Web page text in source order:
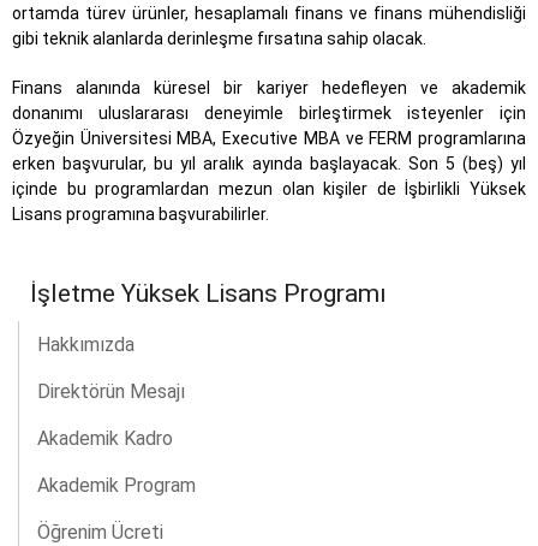
ortamda türev ürünler, hesaplamalı finans ve finans mühendisliği
gibi teknik alanlarda derinleşme fırsatına sahip olacak.
Finans alanında küresel bir kariyer hedefleyen ve akademik
donanımı uluslararası deneyimle birleştirmek isteyenler için
Özyeğin Üniversitesi MBA, Executive MBA ve FERM programlarına
erken başvurular, bu yıl aralık ayında başlayacak. Son 5 (beş) yıl
içinde bu programlardan mezun olan kişiler de İşbirlikli Yüksek
Lisans programına başvurabilirler.
İşletme Yüksek Lisans Programı
Hakkımızda
Direktörün Mesajı
Akademik Kadro
Akademik Program
Öğrenim Ücreti